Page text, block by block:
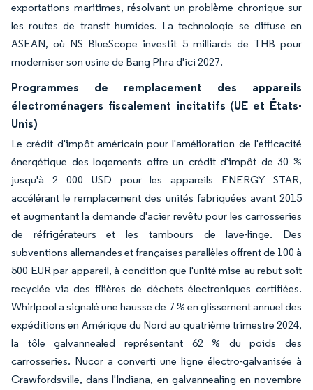
exportations maritimes, résolvant un problème chronique sur
les routes de transit humides. La technologie se diffuse en
ASEAN, où NS BlueScope investit 5 milliards de THB pour
moderniser son usine de Bang Phra d'ici 2027.
Programmes de remplacement des appareils
électroménagers fiscalement incitatifs (UE et États-
Unis)
Le crédit d'impôt américain pour l'amélioration de l'efficacité
énergétique des logements offre un crédit d'impôt de 30 %
jusqu'à 2 000 USD pour les appareils ENERGY STAR,
accélérant le remplacement des unités fabriquées avant 2015
et augmentant la demande d'acier revêtu pour les carrosseries
de réfrigérateurs et les tambours de lave-linge. Des
subventions allemandes et françaises parallèles offrent de 100 à
500 EUR par appareil, à condition que l'unité mise au rebut soit
recyclée via des filières de déchets électroniques certifiées.
Whirlpool a signalé une hausse de 7 % en glissement annuel des
expéditions en Amérique du Nord au quatrième trimestre 2024,
la tôle galvannealed représentant 62 % du poids des
carrosseries. Nucor a converti une ligne électro-galvanisée à
Crawfordsville, dans l'Indiana, en galvannealing en novembre